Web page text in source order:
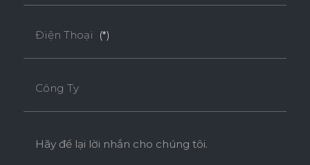
Điện Thoại (*)
Công Ty
Hãy để lại lời nhắn cho chúng tôi.